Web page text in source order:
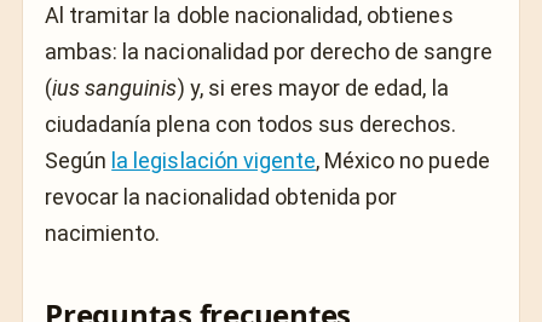
Al tramitar la doble nacionalidad, obtienes
ambas: la nacionalidad por derecho de sangre
(ius sanguinis) y, si eres mayor de edad, la
ciudadanía plena con todos sus derechos.
Según la legislación vigente, México no puede
revocar la nacionalidad obtenida por
nacimiento.